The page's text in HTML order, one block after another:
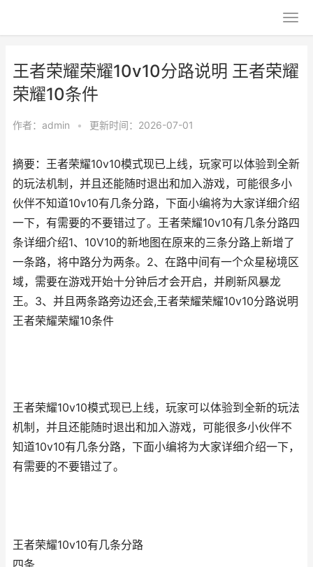
王者荣耀荣耀10v10分路说明 王者荣耀
荣耀10条件
作者： admin • 更新时间：2026-07-01
摘要：王者荣耀10v10模式现已上线，玩家可以体验到全新
的玩法机制，并且还能随时退出和加入游戏，可能很多小
伙伴不知道10v10有几条分路，下面小编将为大家详细介绍
一下，有需要的不要错过了。王者荣耀10v10有几条分路四
条详细介绍1、10V10的新地图在原来的三条分路上新增了
一条路，将中路分为两条。2、在路中间有一个众星秘境区
域，需要在游戏开始十分钟后才会开启，并刷新风暴龙
王。3、并且两条路旁边还会,王者荣耀荣耀10v10分路说明
王者荣耀荣耀10条件
王者荣耀10v10模式现已上线，玩家可以体验到全新的玩法
机制，并且还能随时退出和加入游戏，可能很多小伙伴不
知道10v10有几条分路，下面小编将为大家详细介绍一下，
有需要的不要错过了。
王者荣耀10v10有几条分路